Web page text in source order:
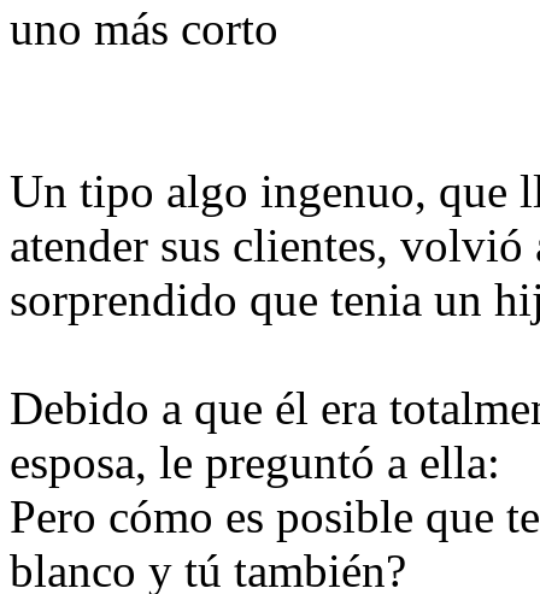
uno más corto
Un tipo algo ingenuo, que
atender sus clientes,
sorprendido que tenia un
Debido a que él era
esposa, le preguntó a ella:
Pero cómo es posible que
blanco y tú también?